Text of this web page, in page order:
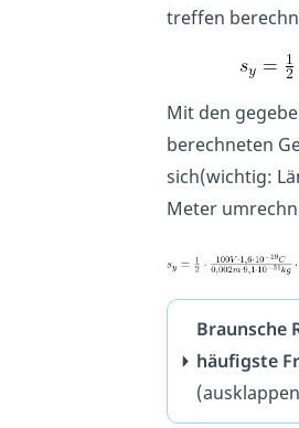
treffen
Mit den
berechneten
sich(wichtig:
Meter
Braunsche
häufigste